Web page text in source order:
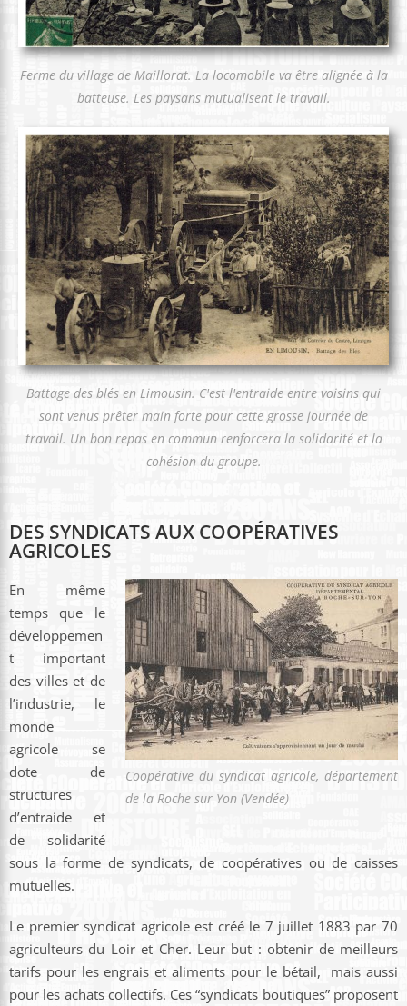
Ferme du village de Maillorat. La locomobile va être alignée à la
batteuse. Les paysans mutualisent le travail.
Battage des blés en Limousin. C'est l'entraide entre voisins qui
sont venus prêter main forte pour cette grosse journée de
travail. Un bon repas en commun renforcera la solidarité et la
cohésion du groupe.
DES SYNDICATS AUX COOPÉRATIVES
AGRICOLES
Coopérative du syndicat agricole, département
de la Roche sur Yon (Vendée)
En même
temps que le
développemen
t important
des villes et de
l’industrie, le
monde
agricole se
dote de
structures
d’entraide et
de solidarité
sous la forme de syndicats, de coopératives ou de caisses
mutuelles.
Le premier syndicat agricole est créé le 7 juillet 1883 par 70
agriculteurs du Loir et Cher. Leur but : obtenir de meilleurs
tarifs pour les engrais et aliments pour le bétail, mais aussi
pour les achats collectifs. Ces “syndicats boutiques” proposent